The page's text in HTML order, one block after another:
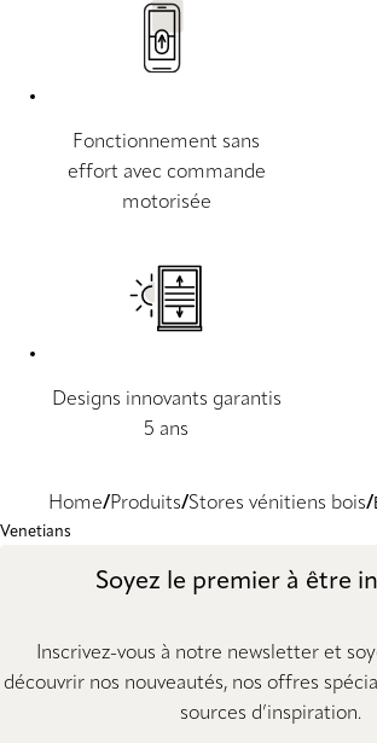
Fonctionnement sans
effort avec commande
motorisée
Designs innovants garantis
5 ans
Home Produits Stores vénitiens bois
Venetians
Soyez le premier à être
Inscrivez-vous à notre newsletter et
découvrir nos nouveautés, nos offres
sources d’inspiration.